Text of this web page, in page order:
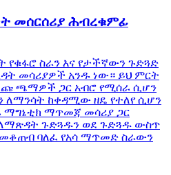
መሰርሰሪያ ሕብረቁምፊ
የቁፋሮ ስራን እና የታችኛውን ጉድጓድ
መሳሪያዎች አንዱ ነው። ይህ ምርት
ጫማዎች ጋር አብሮ የሚሰራ ሲሆን
ከቀዳሚው ዘዴ የተለየ ሲሆን
ማግኔቲክ ማጥመጃ መሳሪያ ጋር
ጉድጓዱን ወደ ጉድጓዱ ውስጥ
ባለፈ የአሳ ማጥመድ ስራውን